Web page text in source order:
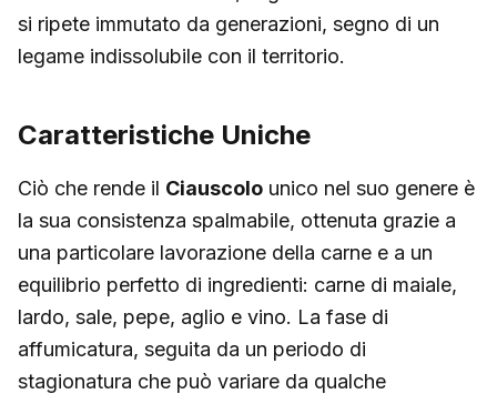
si ripete immutato da generazioni, segno di un
legame indissolubile con il territorio.
Caratteristiche Uniche
Ciò che rende il Ciauscolo unico nel suo genere è
la sua consistenza spalmabile, ottenuta grazie a
una particolare lavorazione della carne e a un
equilibrio perfetto di ingredienti: carne di maiale,
lardo, sale, pepe, aglio e vino. La fase di
affumicatura, seguita da un periodo di
stagionatura che può variare da qualche